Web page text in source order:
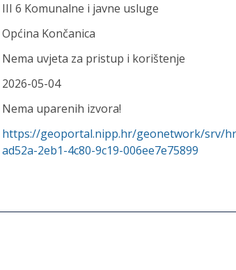
III 6 Komunalne i javne usluge
Općina Končanica
Nema uvjeta za pristup i korištenje
2026-05-04
Nema uparenih izvora!
https://geoportal.nipp.hr/geonetwork/srv/
ad52a-2eb1-4c80-9c19-006ee7e75899